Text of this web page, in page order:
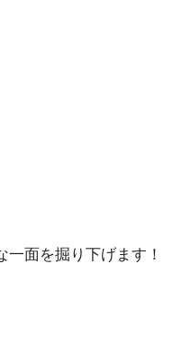
面を掘り下げます！